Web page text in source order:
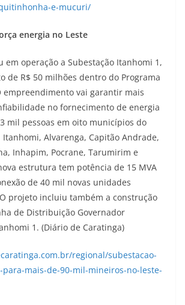
e-mucuri/
energia no Leste
em operação a Subestação Itanhomi 1,
de R$ 50 milhões dentro do Programa
empreendimento vai garantir mais
no fornecimento de energia
mil pessoas em oito municípios do
Itanhomi, Alvarenga, Capitão Andrade,
Inhapim, Pocrane, Tarumirim e
estrutura tem potência de 15 MVA
de 40 mil novas unidades
projeto incluiu também a construção
de Distribuição Governador
1. (Diário de Caratinga)
regional/subestacao-
mais-de-90-mil-mineiros-no-leste-